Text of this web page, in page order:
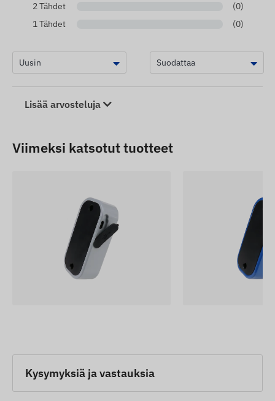
2 Tähdet
(0)
1 Tähdet
(0)
Lisää arvosteluja
Viimeksi katsotut tuotteet
Kysymyksiä ja vastauksia